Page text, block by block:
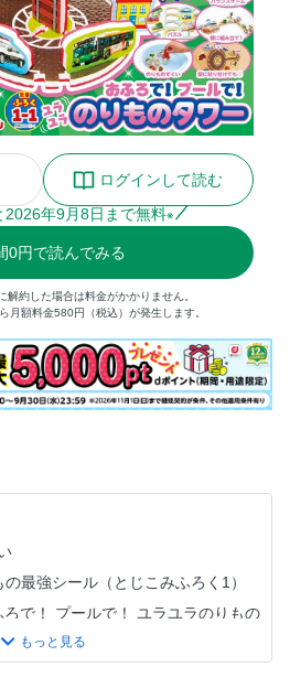
ログインして読む
2026年9月8日まで無料※
0円で読んでみる
解約した場合は料金がかかりません。
月額料金580円（税込）が発生します。
の最強シール（とじこみふろく1）
ろで！ プールで！ ユラユラのりもの
豪華ふろく1-2］おふろで おべんき
おふろポスター／［豪華ふろく4］